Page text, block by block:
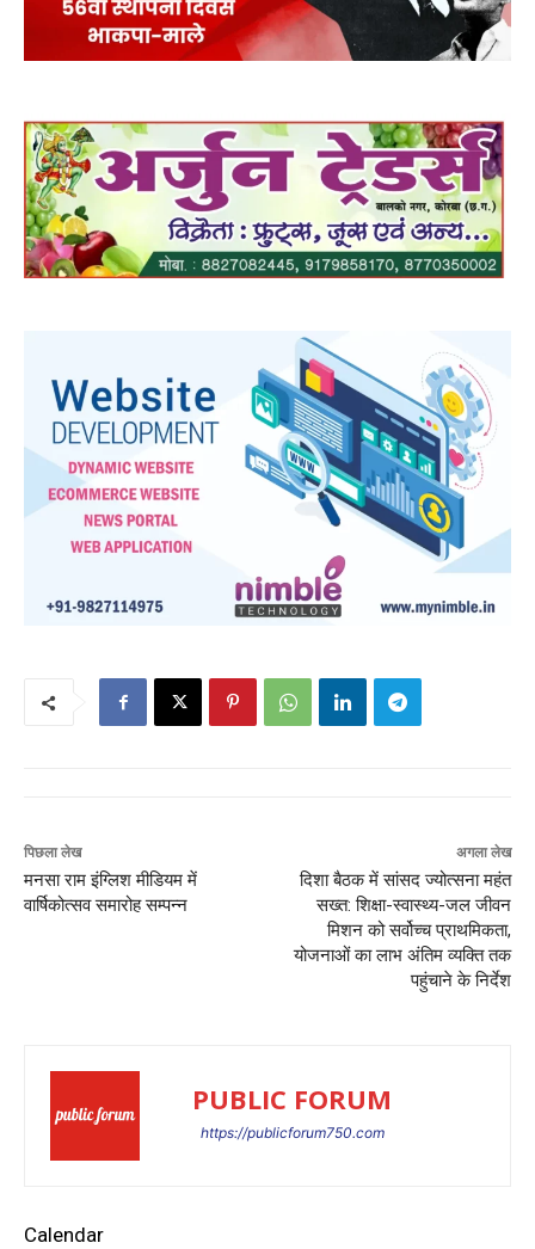
पिछला लेख
मनसा राम इंग्लिश मीडियम में
वार्षिकोत्सव समारोह सम्पन्न
अगला लेख
दिशा बैठक में सांसद ज्योत्सना महंत
सख्त: शिक्षा-स्वास्थ्य-जल जीवन
मिशन को सर्वोच्च प्राथमिकता,
योजनाओं का लाभ अंतिम व्यक्ति तक
पहुंचाने के निर्देश
PUBLIC FORUM
https://publicforum750.com
Calendar